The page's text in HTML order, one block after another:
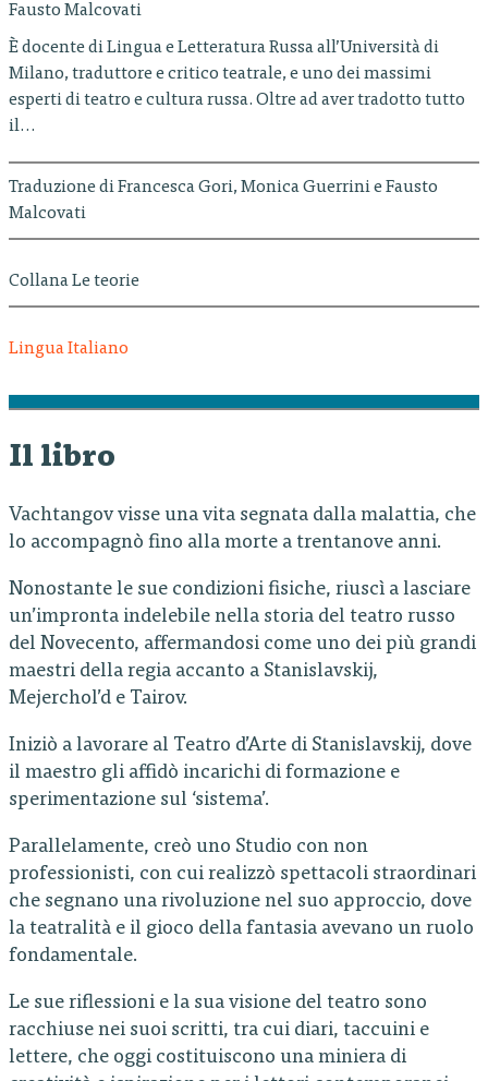
Fausto Malcovati
È docente di Lingua e Letteratura Russa all’Università di
Milano, traduttore e critico teatrale, e uno dei massimi
esperti di teatro e cultura russa. Oltre ad aver tradotto tutto
il…
Traduzione di Francesca Gori, Monica Guerrini e Fausto
Malcovati
Collana Le teorie
Lingua Italiano
Il libro
Vachtangov visse una vita segnata dalla malattia, che
lo accompagnò fino alla morte a trentanove anni.
Nonostante le sue condizioni fisiche, riuscì a lasciare
un’impronta indelebile nella storia del teatro russo
del Novecento, affermandosi come uno dei più grandi
maestri della regia accanto a Stanislavskij,
Mejerchol’d e Tairov.
Iniziò a lavorare al Teatro d’Arte di Stanislavskij, dove
il maestro gli affidò incarichi di formazione e
sperimentazione sul ‘sistema’.
Parallelamente, creò uno Studio con non
professionisti, con cui realizzò spettacoli straordinari
che segnano una rivoluzione nel suo approccio, dove
la teatralità e il gioco della fantasia avevano un ruolo
fondamentale.
Le sue riflessioni e la sua visione del teatro sono
racchiuse nei suoi scritti, tra cui diari, taccuini e
lettere, che oggi costituiscono una miniera di